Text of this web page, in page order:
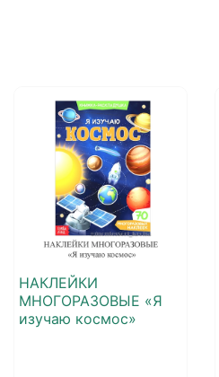
НАКЛЕЙКИ
МНОГОРАЗОВЫЕ «Я
изучаю космос»